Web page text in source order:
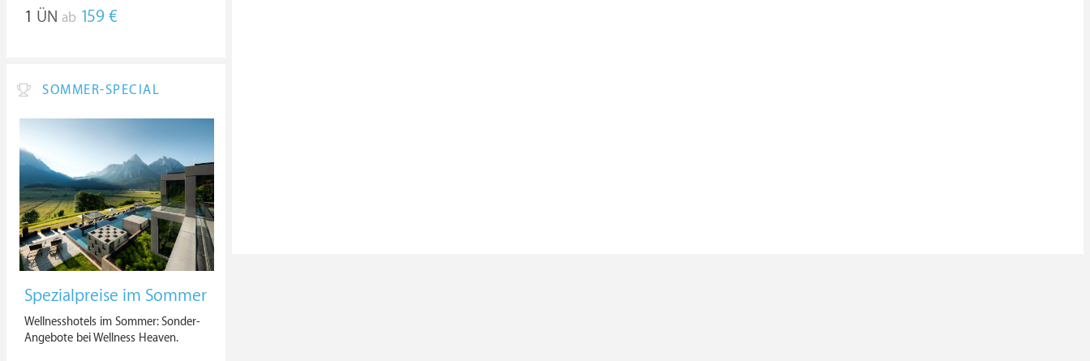
1 ÜN ab 159 €
SOMMER-SPECIAL
Spezialpreise im Sommer
Wellnesshotels im Sommer: Sonder-
Angebote bei Wellness Heaven.